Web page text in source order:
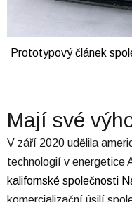
Prototypový článek
Mají své
V září 2020 udělila
technologií v energetice
kalifornské společnosti